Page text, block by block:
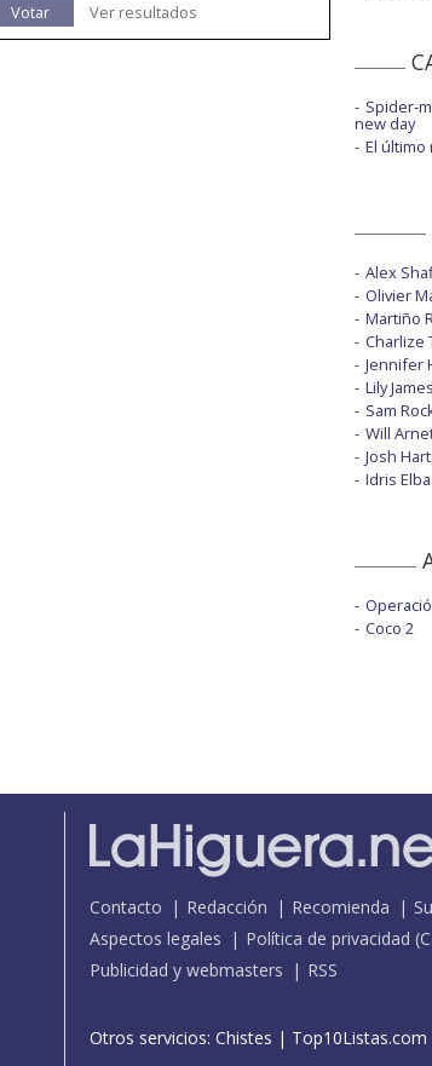
Votar
Ver resultados
Spider-
new day
El último
Alex
Olivier
Martiño
Charlize
Jennifer
Lily James
Sam
Will
Josh
Idris Elba
Coco 2
Contacto Redacción Recomienda
Aspectos legales
Política de privacidad (
Publicidad y webmasters
RSS
Otros servicios: Chistes | Top10Listas.com